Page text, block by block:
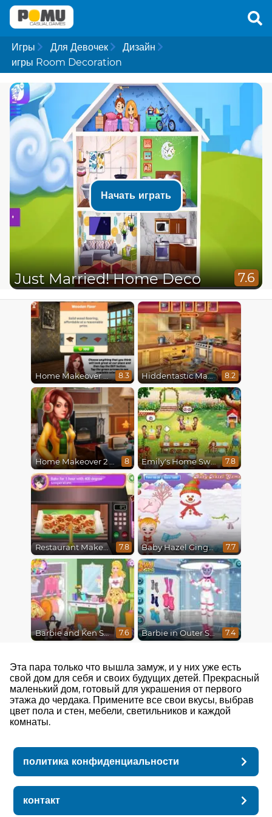
Игры Для Девочек
Дизайн
игры Room Decoration
Начать играть
Just Married! Home Deco 7.6
Home Makeover Hidden Object 8.3 Hiddentastic Mansion 8.2
8 Emily's Home Sweet Home 7.8
Restaurant Makeover 7.8 Baby Hazel Gingerbread House 7.7
Barbie and Ken Spring City Break 7.6 Barbie in Outer Space 7.4
Эта пара только что вышла замуж, и у них уже есть
свой дом для себя и своих будущих детей. Прекрасный
маленький дом, готовый для украшения от первого
этажа до чердака. Примените все свои вкусы, выбрав
цвет пола и стен, мебели, светильников и каждой
комнаты.
политика конфиденциальности
контакт